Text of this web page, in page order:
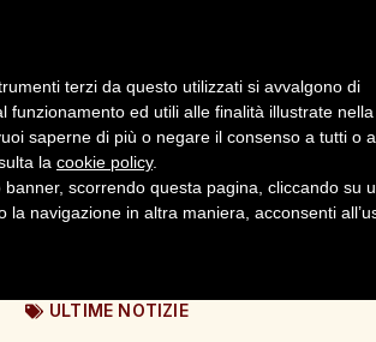
Login Registrazione
ULTIME NOTIZIE
terzi da questo utilizzati si avvalgono di
funzionamento ed utili alle finalità illustrate nella
saperne di più o negare il consenso a tutti o
la cookie policy.
scorrendo questa pagina, cliccando su
la navigazione in altra maniera, acconsenti